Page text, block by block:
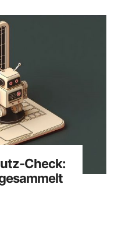
Check: